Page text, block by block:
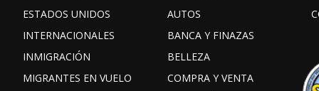
ESTADOS UNIDOS
INTERNACIONALES
INMIGRACIÓN
MIGRANTES EN VUELO
AUTOS
BANCA Y FINAZAS
BELLEZA
COMPRA Y VENTA